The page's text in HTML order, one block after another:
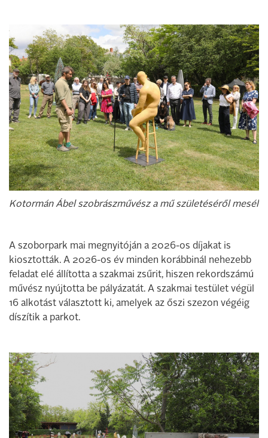
Kotormán Ábel szobrászművész a mű születéséről mesél
A szoborpark mai megnyitóján a 2026-os díjakat is
kiosztották. A 2026-os év minden korábbinál nehezebb
feladat elé állította a szakmai zsűrit, hiszen rekordszámú
művész nyújtotta be pályázatát. A szakmai testület végül
16 alkotást választott ki, amelyek az őszi szezon végéig
díszítik a parkot.